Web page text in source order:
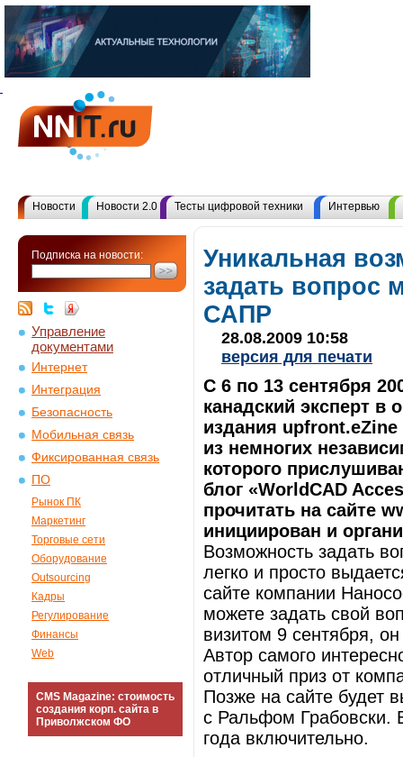
Новости Новости 2.0 Тесты цифровой техники Интервью
Подписка на новости:
Управление
документами
Интернет
Интеграция
Безопасность
Мобильная связь
Фиксированная связь
ПО
Рынок ПК
Маркетинг
Торговые сети
Оборудование
Outsourcing
Кадры
Регулирование
Финансы
Web
CMS Magazine: стоимость
создания корп. сайта в
Приволжском ФО
Уникальная
задать вопрос
САПР
28.08.2009 10:58
версия для печати
С 6 по 13 сентября
канадский эксперт в
издания
из немногих
которого
блог «WorldCAD
прочитать на сайте
инициирован и
Возможность задать
легко и просто
сайте компании
можете задать свой
визитом 9 сентября,
Автор самого
отличный приз от
Позже на сайте будет
с Ральфом Грабовски.
года включительно.